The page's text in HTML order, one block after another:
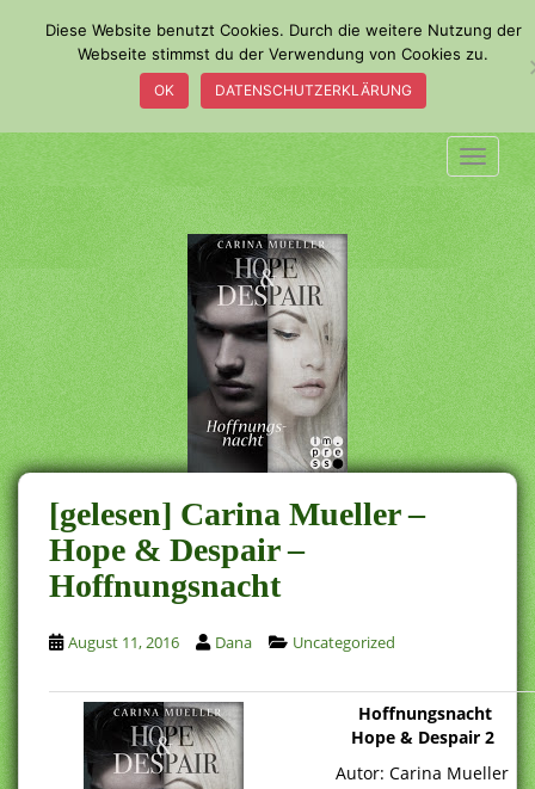
o
m
a
i
n
c
o
n
t
e
n
t
[gelesen] Carina Mueller –
Hope & Despair –
Hoffnungsnacht
August 11, 2016 Dana Uncategorized
Hoffnungsnacht
Hope & Despair 2
Autor: Carina Mueller
Diese Website benutzt Cookies. Durch die weitere Nutzung der
Webseite stimmst du der Verwendung von Cookies zu.
OK DATENSCHUTZERKLÄRUNG